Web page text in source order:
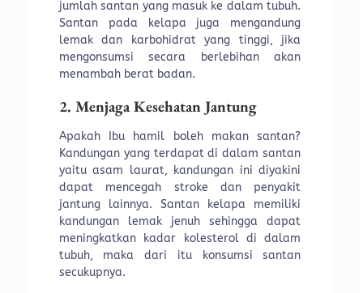
jumlah santan yang masuk ke dalam tubuh.
Santan pada kelapa juga mengandung
lemak dan karbohidrat yang tinggi, jika
mengonsumsi secara berlebihan akan
menambah berat badan.
2. Menjaga Kesehatan Jantung
Apakah Ibu hamil boleh makan santan?
Kandungan yang terdapat di dalam santan
yaitu asam laurat, kandungan ini diyakini
dapat mencegah stroke dan penyakit
jantung lainnya. Santan kelapa memiliki
kandungan lemak jenuh sehingga dapat
meningkatkan kadar kolesterol di dalam
tubuh, maka dari itu konsumsi santan
secukupnya.